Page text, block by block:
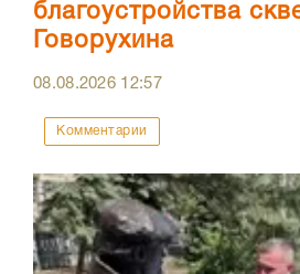
благоустройства
Говорухина
08.08.2026 12:57
Комментарии